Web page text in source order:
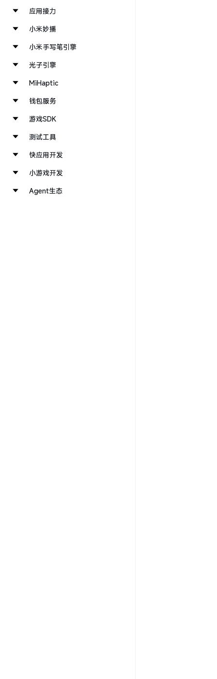
应用接力
小米妙播
小米手写笔引擎
光子引擎
MiHaptic
钱包服务
游戏SDK
测试工具
快应用开发
小游戏开发
Agent生态